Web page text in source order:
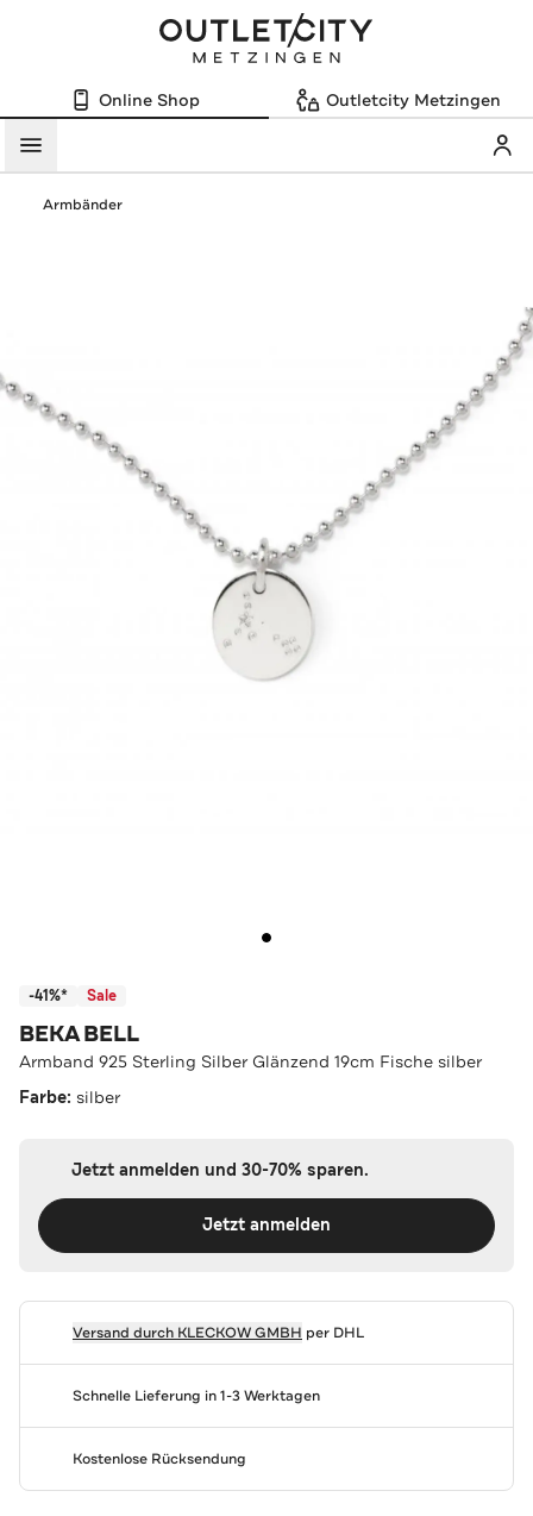
Online Shop Outletcity Metzingen
Menü
Armbänder
-41%* Sale
BEKA BELL
Armband 925 Sterling Silber Glänzend 19cm Fische silber
Farbe: silber
Jetzt anmelden und 30-70% sparen.
Jetzt anmelden
Versand durch KLECKOW GMBH per DHL
Schnelle Lieferung in 1-3 Werktagen
Kostenlose Rücksendung